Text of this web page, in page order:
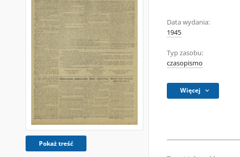
Pokaż treść
Data wydania:
1945
Typ zasobu:
czasopismo
Więcej